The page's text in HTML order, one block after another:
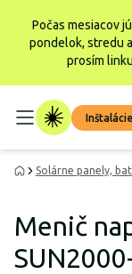
Počas mesiacov
pondelok, stredu
prosím
Inštalácie
Solárne panely,
Menič